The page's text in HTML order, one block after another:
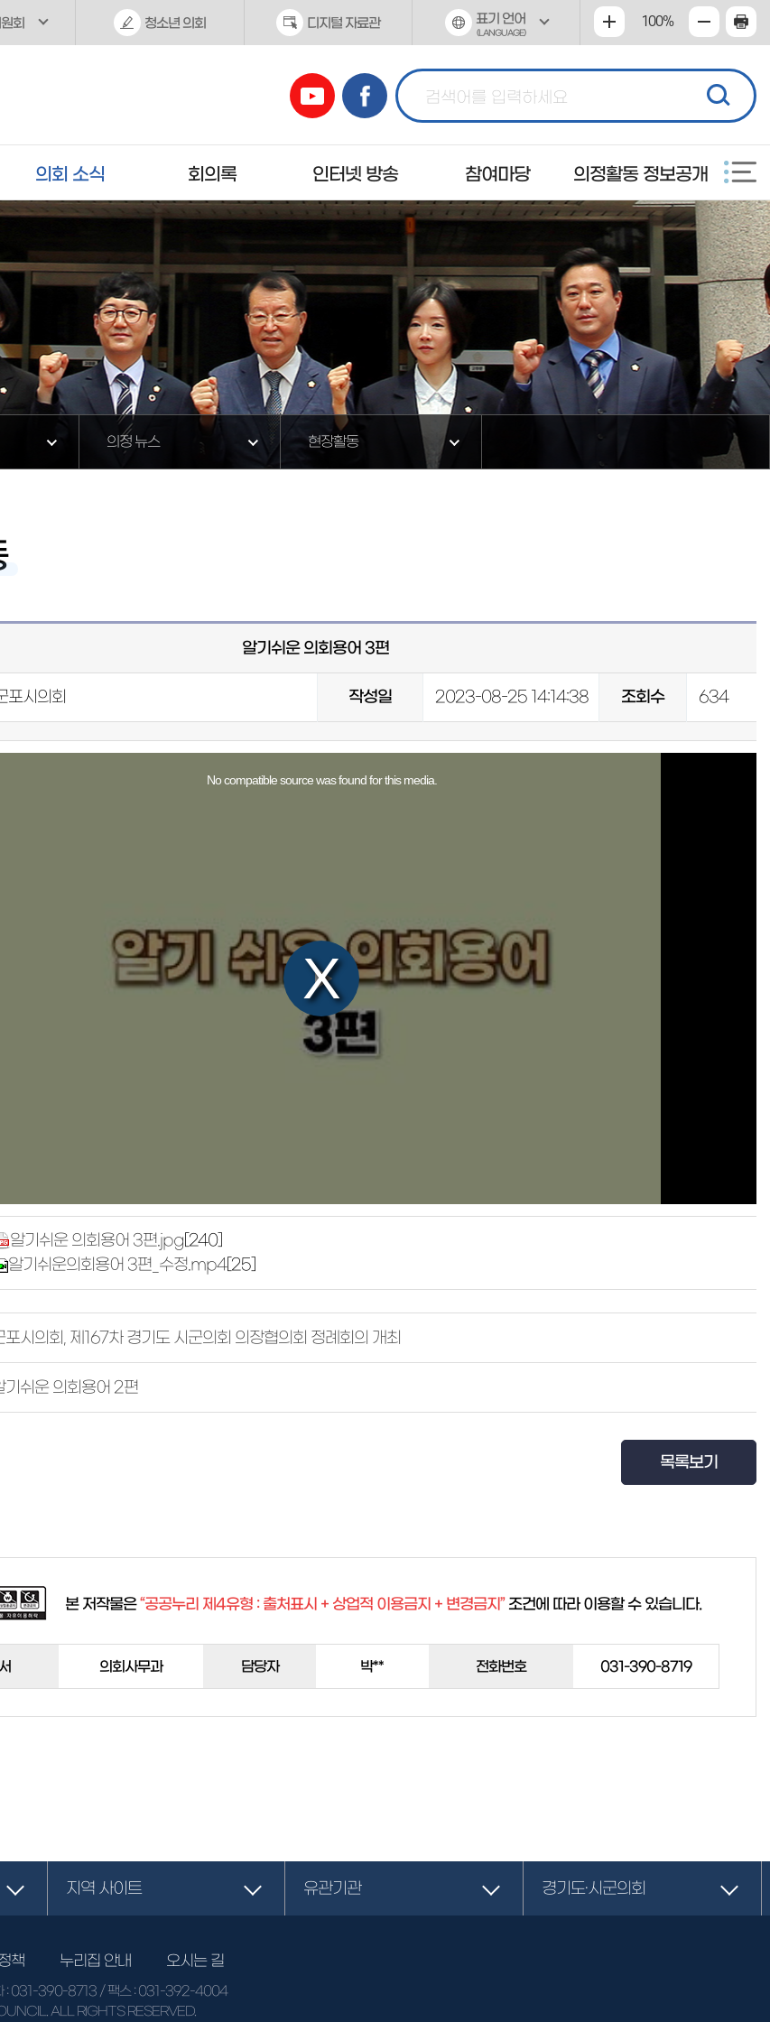
회 청소년 의회 디지털 자료관 표기 언어
(LANGUAGE)
100%
의회 소식 회의록 인터넷 방송 참여마당 의정활동 정보공개
의정 뉴스 현장활동
알기쉬운 의회용어 3편
포시의회 작성일 2023-08-25 14:14:38 조회수 634
Play
No compatible source was found for this media.
알기쉬운 의회용어 3편.jpg [240]
알기쉬운의회용어 3편_수정.mp4[25]
포시의회, 제167차 경기도 시군의회 의장협의회 정례회의 개최
기쉬운 의회용어 2편
목록보기
본 저작물은“공공누리 제4유형 : 출처표시 + 상업적 이용금지 + 변경금지”조건에 따라 이용할 수 있습니다.
의회사무과 담당자 박** 전화번호 031-390-8719
지역 사이트 유관기관 경기도·시군의회
책 누리집 안내 오시는 길
:031-390-8713 / 팩스 : 031-392-4004
ALL RIGHTS RESERVED.